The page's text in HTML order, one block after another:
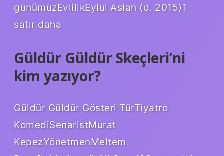
günümüzEvlilikEylül Aslan (d. 2015)1
satır daha
Güldür Güldür Skeçleri’ni
kim yazıyor?
Güldür Güldür Gösteri TürTiyatro
KomediSenaristMurat
KepezYönetmenMeltem